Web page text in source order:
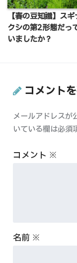
【春の豆知識】ス
クシの第2形態だっ
いましたか？
コメント
メールアドレスが
いている欄は必須
コメント ※
名前 ※